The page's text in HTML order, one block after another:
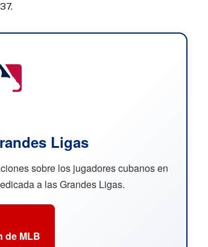
Ligas
sobre los jugadores cubanos en
a las Grandes Ligas.
de MLB